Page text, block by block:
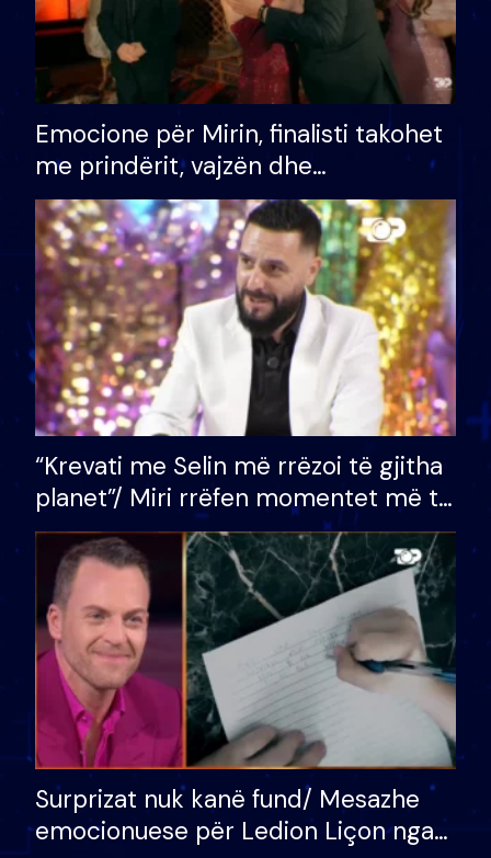
Emocione për Mirin, finalisti takohet
me prindërit, vajzën dhe
bashkëshorten: S’kemi ndonjë letër
divorci apo jo?
“Krevati me Selin më rrëzoi të gjitha
planet”/ Miri rrëfen momentet më të
bukura në shtëpinë e BB VIP: Do më
mungojë zilja e mëngjesit kur…
Surprizat nuk kanë fund/ Mesazhe
emocionuese për Ledion Liçon nga